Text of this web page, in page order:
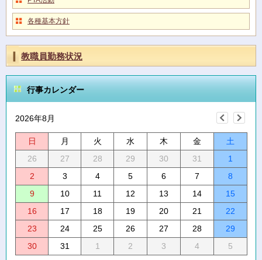
各種基本方針
教職員勤務状況
行事カレンダー
2026年8月
日 月 火 水 木 金
土
26
27 28 29 30 31
1
2
3 4 5 6 7
8
9
10 11 12 13 14
15
16
17 18 19 20 21
22
23
24 25 26 27 28
29
30
31 1 2 3 4 5